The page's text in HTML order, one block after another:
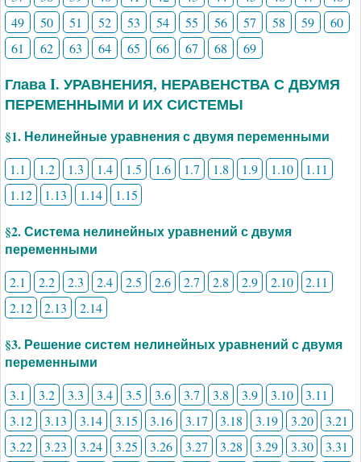
49
50 51 52 53 54 55 56 57 58 59
60
61
62 63 64 65 66 67 68 69
Глава I. УРАВНЕНИЯ, НЕРАВЕНСТВА С ДВУМЯ
ПЕРЕМЕННЫМИ И ИХ СИСТЕМЫ
§1. Нелинейные уравнения с двумя переменными
1.1 1.2 1.3 1.4 1.5 1.6 1.7 1.8 1.9 1.10
1.11
1.12
1.13 1.14 1.15
§2. Система нелинейных уравнений с двумя
переменными
2.1 2.2 2.3 2.4 2.5 2.6 2.7 2.8 2.9 2.10
2.11
2.12
2.13 2.14
§3. Решение систем нелинейных уравнений с двумя
переменными
3.1 3.2 3.3 3.4 3.5 3.6 3.7 3.8 3.9 3.10
3.11
3.12
3.13 3.14 3.15 3.16 3.17 3.18 3.19 3.20
3.21
3.22
3.23 3.24 3.25 3.26 3.27 3.28 3.29 3.30
3.31